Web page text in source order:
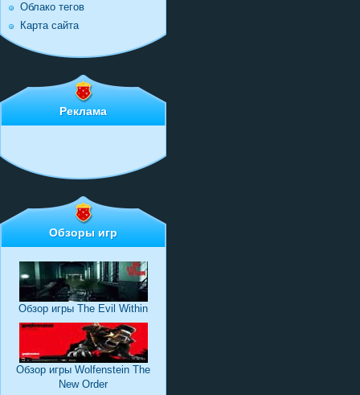
Облако тегов
Карта сайта
Реклама
Обзоры игр
Обзор игры The Evil Within
Обзор игры Wolfenstein The
New Order